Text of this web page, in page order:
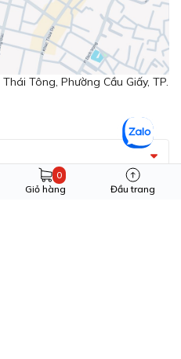
Giỏ hàng
0
Đầu trang
Tông, Phường Cầu Giấy, TP.